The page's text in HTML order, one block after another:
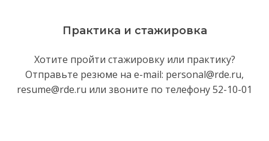
Практика и стажировка
Хотите пройти стажировку или практику?
Отправьте резюме на e-mail: personal@rde.ru,
resume@rde.ru или звоните по телефону 52-10-01